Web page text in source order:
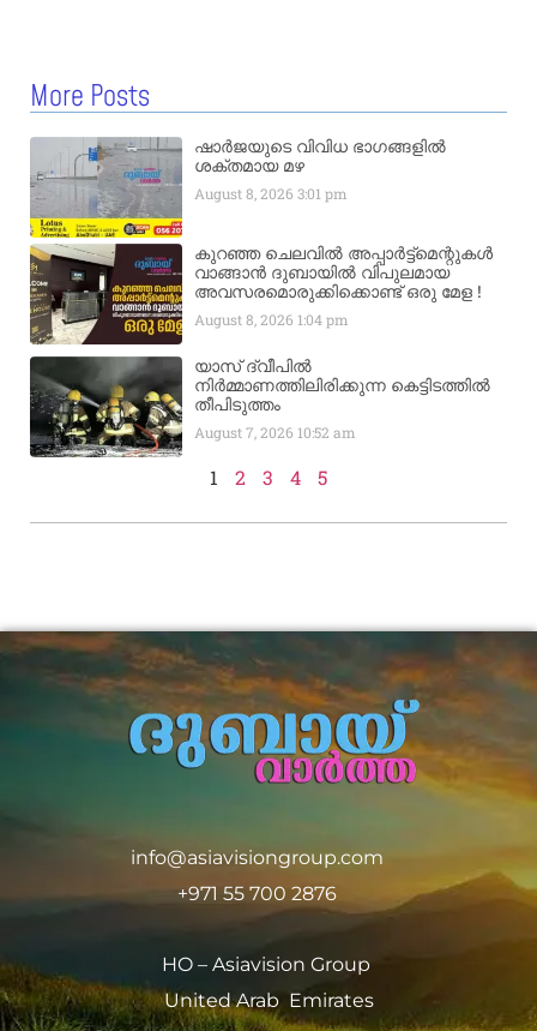
More Posts
ഷാർജയുടെ വിവിധ ഭാഗങ്ങളിൽ
ശക്തമായ മഴ
August 8, 20263:01 pm
കുറഞ്ഞ ചെലവിൽ അപ്പാർട്ട്മെന്റുകൾ
വാങ്ങാൻ ദുബായിൽ വിപുലമായ
അവസരമൊരുക്കിക്കൊണ്ട് ഒരു മേള !
August 8, 2026 1:04 pm
യാസ് ദ്വീപിൽ
നിർമ്മാണത്തിലിരിക്കുന്ന കെട്ടിടത്തിൽ
തീപിടുത്തം
August 7, 2026 10:52 am
1 2 3 4 5
info@asiavisiongroup.com
+971 55 700 2876
HO – Asiavision Group
United Arab Emirates